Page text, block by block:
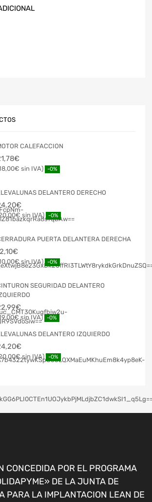
CALEFACCION
€
€ -0%
DELANTERO DERECHO
€
€ -0%
PUERTA DELANTERA DERECHA
€
€ -0%
SEGURIDAD DELANTERO
€
€ -0%
DELANTERO IZQUIERDO
€
€ -0%
CONCEDIDA POR EL PROGRAMA
DE LA JUNTA DE
PARA LA IMPLANTACION LEAN DE